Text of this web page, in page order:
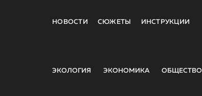
НОВОСТИ СЮЖЕТЫ ИНСТРУКЦИИ
ЭКОЛОГИЯ ЭКОНОМИКА ОБЩЕСТВО